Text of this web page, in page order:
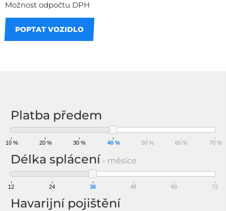
Možnost odpočtu DPH
POPTAT VOZIDLO
Platba předem
10 % 20 % 30 % 40 % 50 % 60 % 70 %
Délka splácení - měsíce
12 24 36 48 60 72
Havarijní pojištění